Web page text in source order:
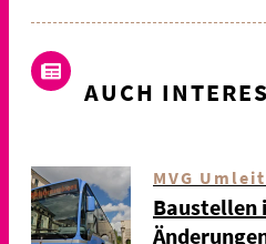
AUCH
MVG
Baustellen